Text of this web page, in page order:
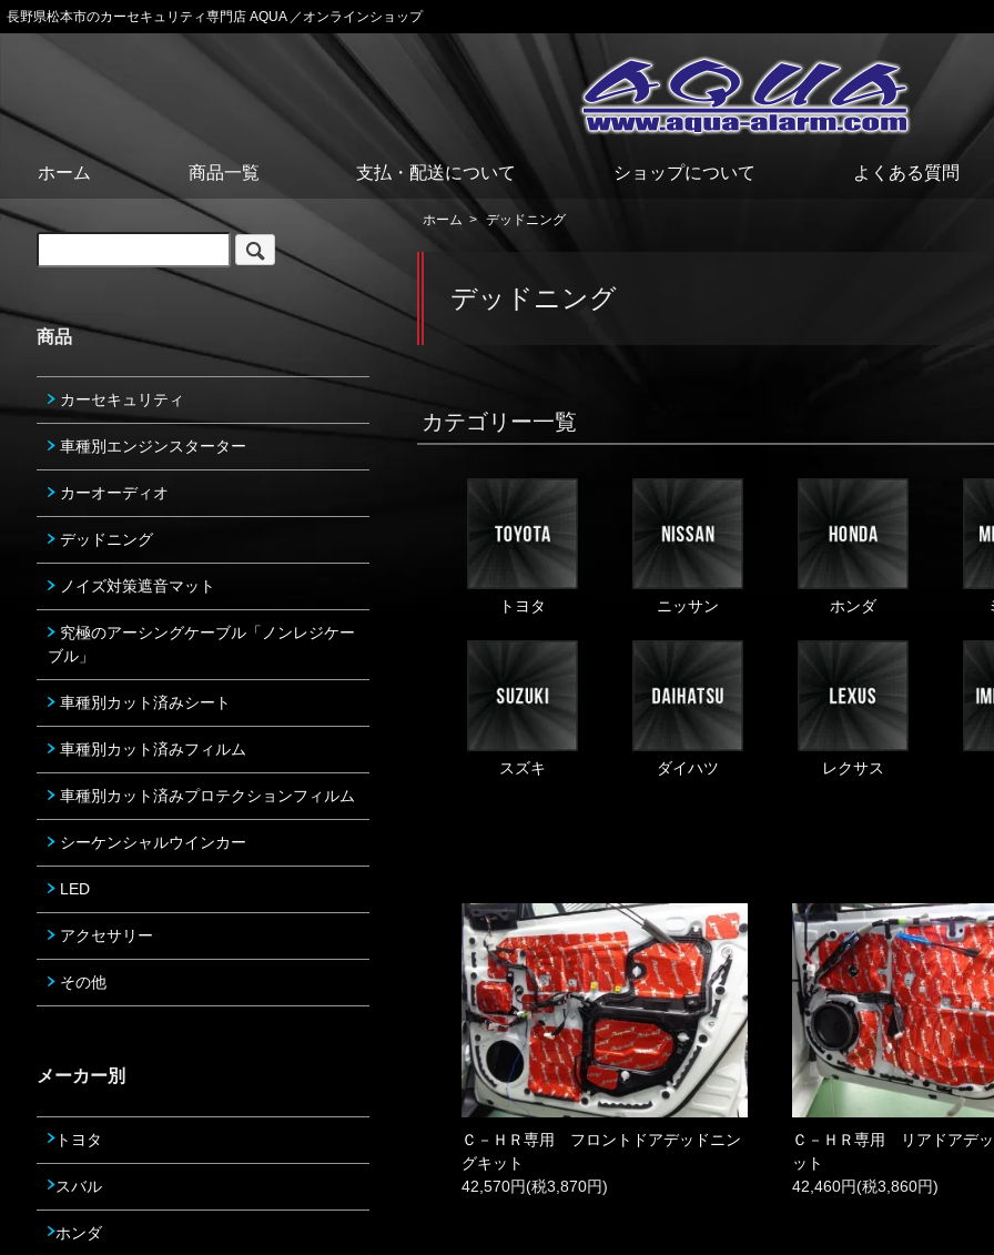
長野県松本市のカーセキュリティ専門店 AQUA ／オンラインショップ
ホーム 商品一覧 支払・配送について ショップについて よくある質問
ホーム > デッドニング
デッドニング
カテゴリー一覧
トヨタ ニッサン ホンダ
スズキ ダイハツ レクサス
Ｃ－ＨＲ専用 フロントドアデッドニン
グキット
42,570円(税3,870円)
Ｃ－ＨＲ専用 リアドアデ
ット
42,460円(税3,860円)
商品
カーセキュリティ
車種別エンジンスターター
カーオーディオ
デッドニング
ノイズ対策遮音マット
究極のアーシングケーブル「ノンレジケー
ブル」
車種別カット済みシート
車種別カット済みフィルム
車種別カット済みプロテクションフィルム
シーケンシャルウインカー
LED
アクセサリー
その他
メーカー別
トヨタ
スバル
ホンダ